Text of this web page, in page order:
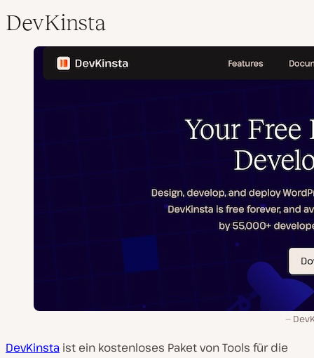
DevKinsta
DevKinsta ist ein kostenloses Paket von Tools für die